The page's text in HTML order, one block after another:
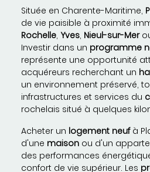
Située en Charente-Maritime,
de vie paisible à proximité
Rochelle, Yves, Nieul-sur-Mer
Investir dans un programme
représente une opportunité
acquéreurs recherchant un
un environnement préservé,
infrastructures et services du
rochelais situé à quelques
Acheter un logement neufà
d'une maison ou d'un
des performances
confort de vie supérieur. Les